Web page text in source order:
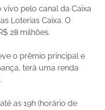
pelo canal da Caixa
Loterias Caixa. O
28 milhões.
o prêmio principal e
terá uma renda
as 19h (horário de